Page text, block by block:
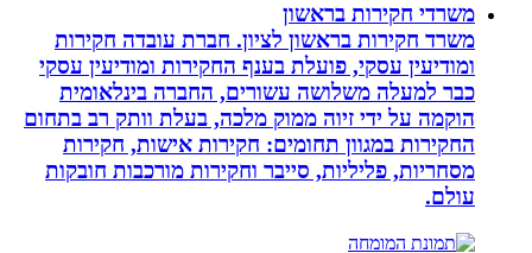
משרדי חקירות בראשון
משרד חקירות בראשון לציון. חברת עובדה חקירות
ומודיעין עסקי, פועלת בענף החקירות ומודיעין עסקי
כבר למעלה משלושה עשורים, החברה בינלאומית
הוקמה על ידי זיוה ממוק מלכה, בעלת וותק רב בתחום
החקירות במגוון תחומים: חקירות אישות, חקירות
מסחריות, פליליות, סייבר וחקירות מורכבות חובקות
עולם.